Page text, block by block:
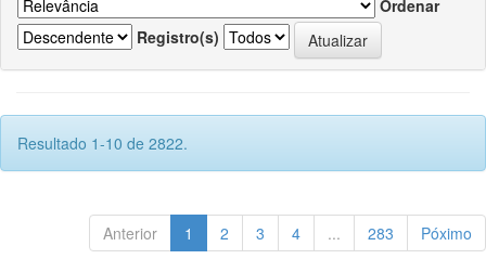
Ordenar
Registro(s)
Resultado 1-10 de 2822.
Anterior 1 2 3 4 ... 283 Póximo